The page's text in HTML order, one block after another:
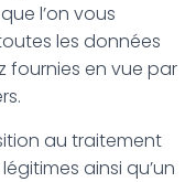
l’on vous
les données
fournies en vue par
au traitement
ainsi qu’un